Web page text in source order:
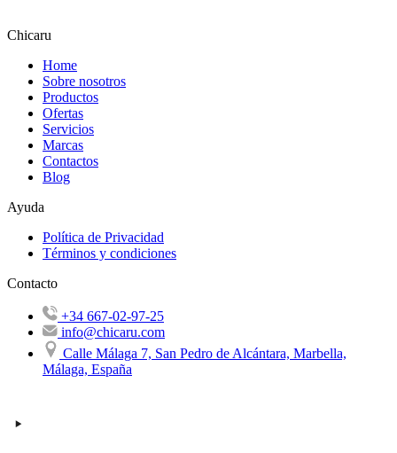
Chicaru
Home
Sobre nosotros
Productos
Ofertas
Servicios
Marcas
Contactos
Blog
Ayuda
Política de Privacidad
Términos y condiciones
Contacto
+34 667-02-97-25
info@chicaru.com
Calle Málaga 7, San Pedro de Alcántara, Marbella,
Málaga, España